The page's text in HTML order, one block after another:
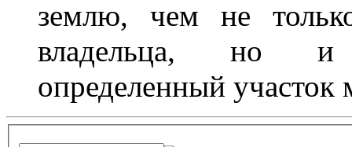
землю, чем не
владельца, но и
определенный участок